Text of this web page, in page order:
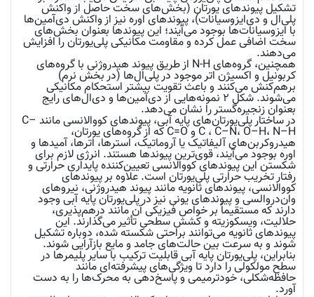
تشکیل پیوندهای یورتان (بخش‌های سخت حاصل از واکنش
پلی‌ال و دی‌ایزوسیانات)، پیوندهای اوره نیز از واکنش دی‌آمین‌ها
با ایزوسیانات‌ها بوجود می‌آیند؛ این پیوندها بعنوان بخش‌های
سخت اضافی عمل کرده و مقاومت مکانیکی پلی‌یورتان را افزایش
می‌دهند.
همچنین، گروه‌های N-H از طریق پیوند هیدروژنی با گروه‌های
کربونیل و اکسیژن اتر موجود در پلی‌ال‌ها (در بخش نرم)
برهم‌کنش می‌کنند و باعث تقویت بیشتر استحکام مکانیکی
می‌شوند. شکل ۲ نمونه‌هایی از دی‌آمین‌ها و دی‌ال‌های رایج
بعنوان زنجیره‌گستر را نشان می‌دهد.
در ساختار پلی‌یورتان‌های پایه آبی، پیوندهای کووالانسی مانند C–
C ، C–N، O–H، N–H و C=O که از گروه‌های یورتان،
هیدروکربن‌های آلیفاتیک یا آروماتیک، استرها، اترها، آمیدها و
اوره بوجود می‌آیند، قوی‌ترین پیوندها هستند. انرژی لازم برای
شکستن این پیوندهای کووالانسی تعیین‌کننده‌ پایداری حرارتی و
رفتار تخریب حرارتی پلی‌یورتان است. علاوه بر پیوندهای
کووالانسی، پیوندهای ثانویه مانند پیوند هیدروژنی، نیروهای
وان‌دروالسی و پیوندهای یونی نیز در پلی‌یورتان پایه آبی وجود
دارند که مستقیماً بر خواص فیزیکی آن مانند درهم‌پذیری،
حلالیت، ویسکوزیته و کشش سطحی تأثیر می‌گذارند. این
پیوندهای ثانویه می‌توانند براحتی شکسته شده، دوباره تشکیل
شوند و به‌ سرعت بین حالت‌های جامد و مایع بازآرایی شوند.
بنابراین، پلی‌یورتان پایه آبی قابلیت ترکیب با سایر پلیمرها در
سطح مولکولی را دارد تا ویژگی‌های پیشرفته‌ای مانند
حافظه‌شکلی، خودترمیمی و پاسخ‌دهی به محرک‌ها را به دست
آورد.